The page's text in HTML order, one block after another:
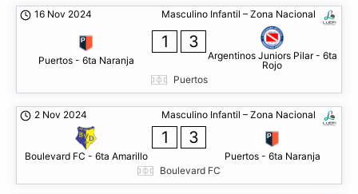
Masculino Infantil – Zona Nacional
16 Nov 2024
Puertos - 6ta Naranja
1 3
Argentinos Juniors Pilar - 6ta
Rojo
Puertos
Masculino Infantil – Zona Nacional
2 Nov 2024
Boulevard FC - 6ta Amarillo
1 3
Puertos - 6ta Naranja
Boulevard FC